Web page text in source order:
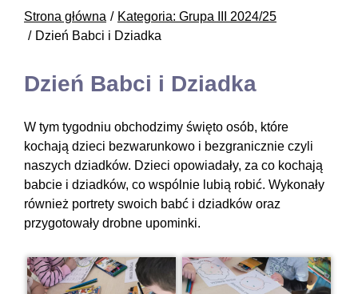
Strona główna
Kategoria: Grupa III 2024/25
Dzień Babci i Dziadka
Dzień Babci i Dziadka
W tym tygodniu obchodzimy święto osób, które
kochają dzieci bezwarunkowo i bezgranicznie czyli
naszych dziadków. Dzieci opowiadały, za co kochają
babcie i dziadków, co wspólnie lubią robić. Wykonały
również portrety swoich babć i dziadków oraz
przygotowały drobne upominki.